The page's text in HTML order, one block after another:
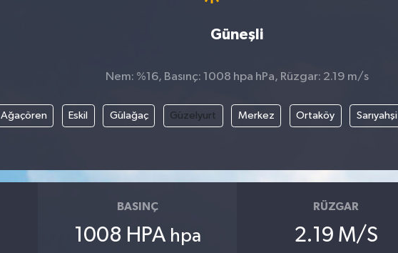
Güneşli
Nem: %16, Basınç: 1008 hpa hPa, Rüzgar: 2.19 m/s
Ağaçören Eskil Gülağaç Güzelyurt Merkez Ortaköy Sarıyahşi
BASINÇ
1008 HPA hpa
RÜZGAR
2.19 M/S